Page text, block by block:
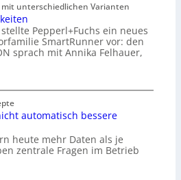
mit unterschiedlichen Varianten
Pepperl+Fuchs ein neues
SmartRunner vor: den
sprach mit Annika Felhauer,
automatisch bessere
heute mehr Daten als je
zentrale Fragen im Betrieb